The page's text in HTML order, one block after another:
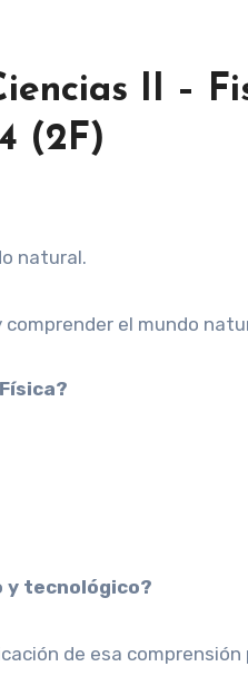
II –
(2F)
natural.
el mundo
y tecnológico?
de esa